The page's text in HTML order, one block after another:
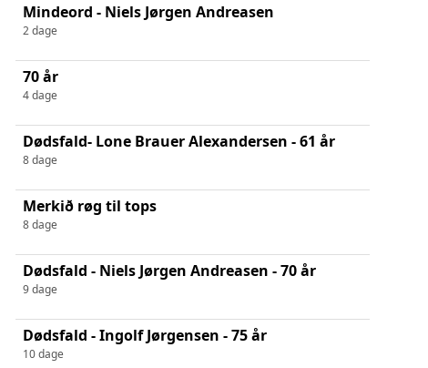
Mindeord - Niels Jørgen Andreasen
2 dage
70 år
4 dage
Dødsfald- Lone Brauer Alexandersen - 61 år
8 dage
Merkið røg til tops
8 dage
Dødsfald - Niels Jørgen Andreasen - 70 år
9 dage
Dødsfald - Ingolf Jørgensen - 75 år
10 dage